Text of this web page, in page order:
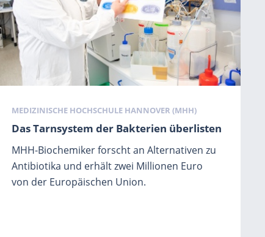
Das Tarnsystem der Bakterien überlisten
MHH-Biochemiker forscht an Alternativen zu
Antibiotika und erhält zwei Millionen Euro
von der Europäischen Union.
Schlagwörter
MEDIZINISCHE HOCHSCHULE HANNOVER (MHH)